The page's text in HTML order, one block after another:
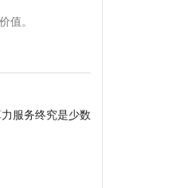
值。
服务终究是少数